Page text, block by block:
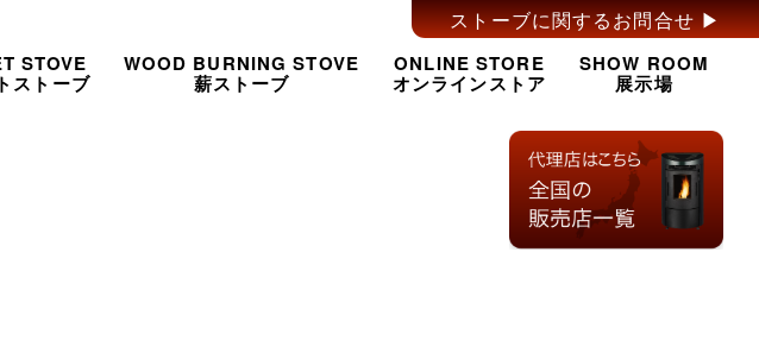
ストーブに関するお問合せ ▶︎
STOVE
ストーブ
WOOD BURNING STOVE
薪ストーブ
ONLINE STORE
オンラインストア
SHOW ROOM
展示場